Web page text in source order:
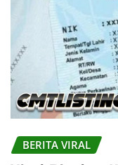
BERITA VIRAL